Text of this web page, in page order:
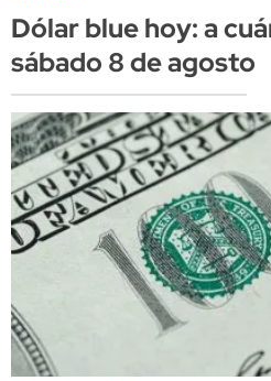
Dólar blue hoy: a
sábado 8 de agosto